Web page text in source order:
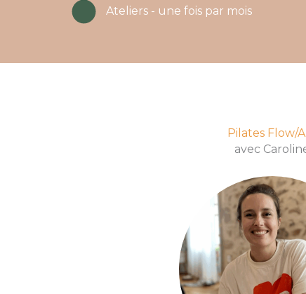
Ateliers - une fois par mois
Pilates Flow/
avec